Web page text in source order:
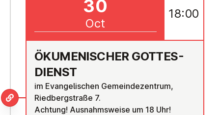
ÖKU­MEN­IS­CHER GOTTES­
DI­ENST
im Evangelischen Gemeindezentrum,
Riedbergstraße 7.
Achtung! Ausnahmsweise um 18 Uhr!
30
Oct
18:00